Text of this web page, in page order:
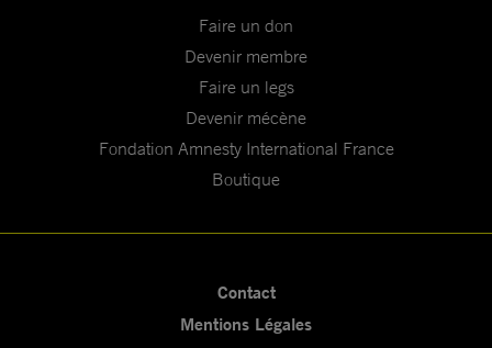
Faire un don
Devenir membre
Faire un legs
Devenir mécène
Fondation Amnesty International France
Boutique
Contact
Mentions Légales